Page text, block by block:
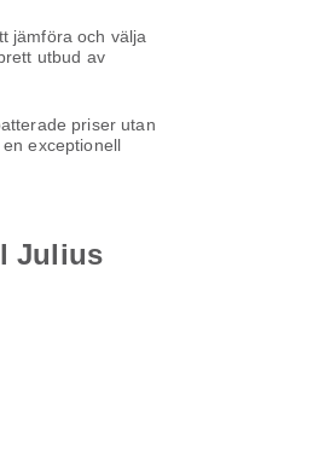
jämföra och välja
utbud av
priser utan
exceptionell
Julius